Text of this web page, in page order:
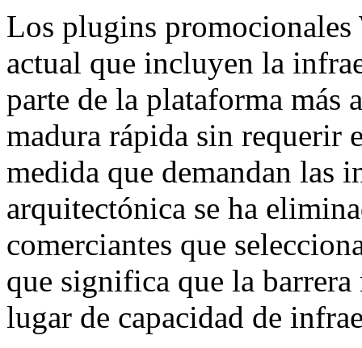
Los plugins promocionales
actual que incluyen la
parte de la plataforma más
madura rápida sin requerir
medida que demandan las
arquitectónica se ha
comerciantes que
que significa que la
lugar de capacidad de